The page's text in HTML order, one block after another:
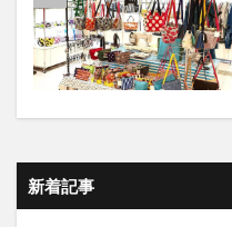
新着記事